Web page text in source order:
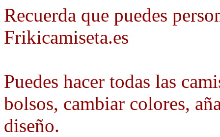
Recuerda que puedes
Frikicamiseta.es
Puedes hacer todas las
bolsos, cambiar colores,
diseño.